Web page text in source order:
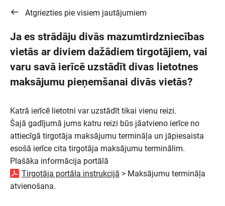
Atgriezties pie visiem jautājumiem
Ja es strādāju divās mazumtirdzniecības
vietās ar diviem dažādiem tirgotājiem, vai
varu savā ierīcē uzstādīt divas lietotnes
maksājumu pieņemšanai divās vietās?
Katrā ierīcē lietotni var uzstādīt tikai vienu reizi.
Šajā gadījumā jums katru reizi būs jāatvieno ierīce no
attiecīgā tirgotāja maksājumu termināļa un jāpiesaista
esošā ierīce cita tirgotāja maksājumu terminālim.
Plašāka informācija portālā
Tirgotāja portāla instrukcijā > Maksājumu termināļa
atvienošana.